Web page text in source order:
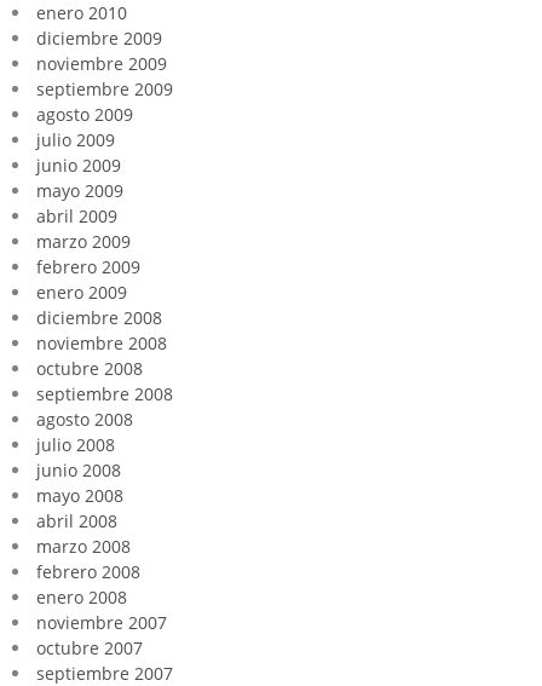
enero 2010
diciembre 2009
noviembre 2009
septiembre 2009
agosto 2009
julio 2009
junio 2009
mayo 2009
abril 2009
marzo 2009
febrero 2009
enero 2009
diciembre 2008
noviembre 2008
octubre 2008
septiembre 2008
agosto 2008
julio 2008
junio 2008
mayo 2008
abril 2008
marzo 2008
febrero 2008
enero 2008
noviembre 2007
octubre 2007
septiembre 2007